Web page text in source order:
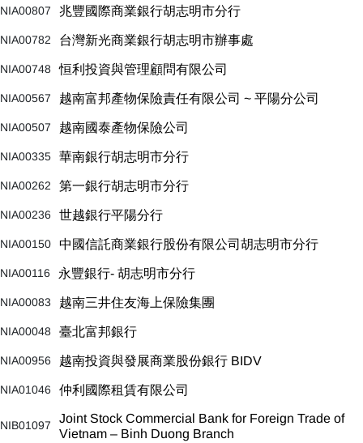
NIA00807 兆豐國際商業銀行胡志明市分行
NIA00782 台灣新光商業銀行胡志明市辦事處
NIA00748 恒利投資與管理顧問有限公司
NIA00567 越南富邦產物保險責任有限公司 ~ 平陽分公司
NIA00507 越南國泰產物保險公司
NIA00335 華南銀行胡志明市分行
NIA00262 第一銀行胡志明市分行
NIA00236 世越銀行平陽分行
NIA00150 中國信託商業銀行股份有限公司胡志明市分行
NIA00116 永豐銀行- 胡志明市分行
NIA00083 越南三井住友海上保險集團
NIA00048 臺北富邦銀行
NIA00956 越南投資與發展商業股份銀行 BIDV
NIA01046 仲利國際租賃有限公司
NIB01097
Joint Stock Commercial Bank for Foreign Trade of
Vietnam – Binh Duong Branch